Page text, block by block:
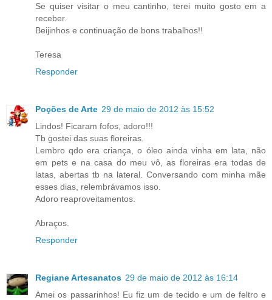
Se quiser visitar o meu cantinho, terei muito gosto em a
receber.
Beijinhos e continuação de bons trabalhos!!
Teresa
Responder
Poções de Arte 29 de maio de 2012 às 15:52
Lindos! Ficaram fofos, adoro!!!
Tb gostei das suas floreiras.
Lembro qdo era criança, o óleo ainda vinha em lata, não
em pets e na casa do meu vô, as floreiras era todas de
latas, abertas tb na lateral. Conversando com minha mãe
esses dias, relembrávamos isso.
Adoro reaproveitamentos.
Abraços.
Responder
Regiane Artesanatos 29 de maio de 2012 às 16:14
Amei os passarinhos! Eu fiz um de tecido e um de feltro e